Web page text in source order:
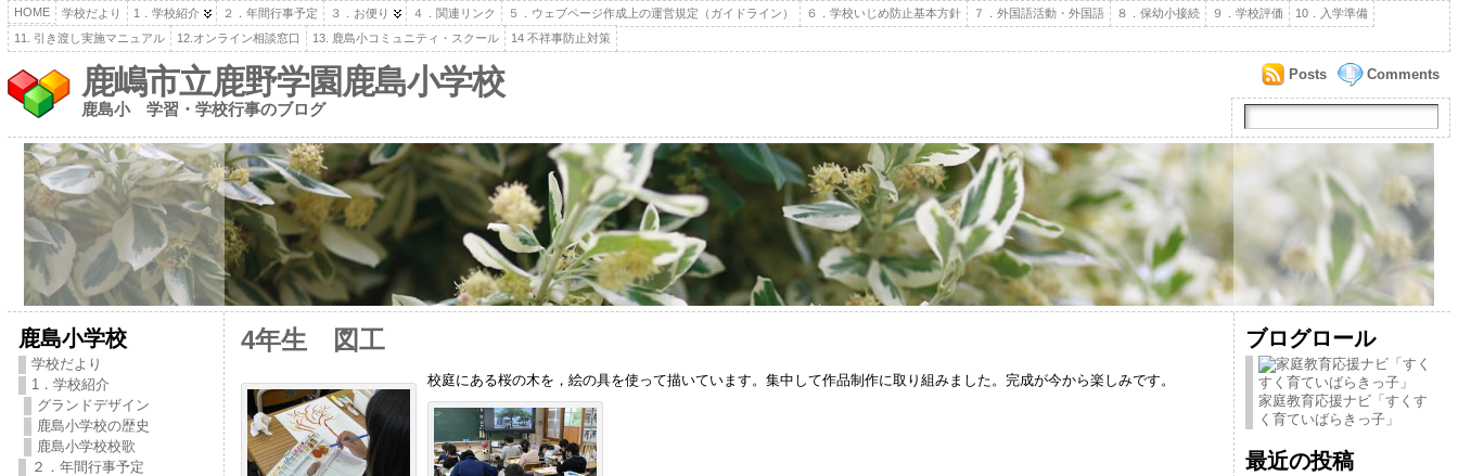
HOME 学校だより 1．学校紹介 ２．年間行事予定 ３．お便り ４．関連リンク ５．ウェブページ作成上の運営規定（ガイドライン） ６．学校いじめ防止基本方針 ７．外国語活動・外国語 ８．保幼小接続 ９．学校評価
10．入学準備
11. 引き渡し実施マニュアル
12.オンライン相談窓口 13. 鹿島小コミュニティ・スクール 14 不祥事防止対策
鹿嶋市立鹿野学園鹿島小学校
鹿島小 学習・学校行事のブログ
Comments
Posts
鹿島小学校
学校だより
1．学校紹介
グランドデザイン
鹿島小学校の歴史
鹿島小学校校歌
２．年間行事予定
4年生 図工
校庭にある桜の木を，絵の具を使って描いています。集中して作品制作に取り組みました。完成が今から楽しみです。
ブログロール
家庭教育応援ナビ「すくす
く育ていばらきっ子」
最近の投稿